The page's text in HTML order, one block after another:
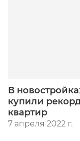
В
купили
квартир
7 апреля 2022 г.